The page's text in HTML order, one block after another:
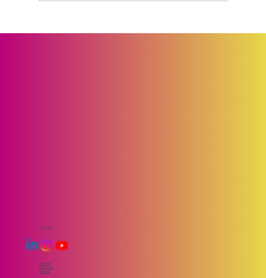
SOCIAL
LinkedIn
Instagram
Youtube